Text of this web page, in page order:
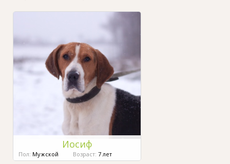
Иосиф
Пол: Мужской Возраст: 7 лет